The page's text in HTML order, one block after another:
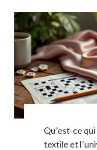
Qu’est-ce
textile et